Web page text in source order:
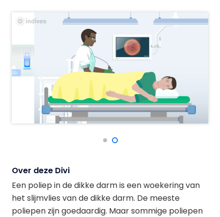
Over deze Divi
Een poliep in de dikke darm is een woekering van
het slijmvlies van de dikke darm. De meeste
poliepen zijn goedaardig. Maar sommige poliepen